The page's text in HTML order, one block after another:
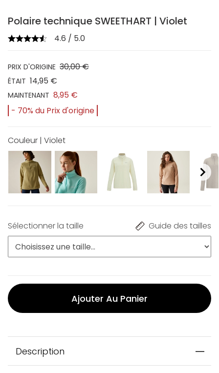
Polaire technique SWEETHART | Violet
4.6 / 5.0
PRIX D'ORIGINE 30,00 €
ÉTAIT 14,95 €
MAINTENANT 8,95 €
- 70% du Prix d'origine
Couleur | Violet
Sélectionner la taille Guide des tailles
Ajouter Au Panier
Description